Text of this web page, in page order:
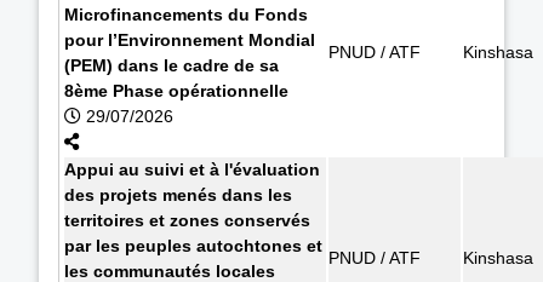
Microfinancements du Fonds
pour l’Environnement Mondial
(PEM) dans le cadre de sa
8ème Phase opérationnelle
29/07/2026
PNUD / ATF Kinshasa
Appui au suivi et à l'évaluation
des projets menés dans les
territoires et zones conservés
par les peuples autochtones et
les communautés locales
PNUD / ATF Kinshasa